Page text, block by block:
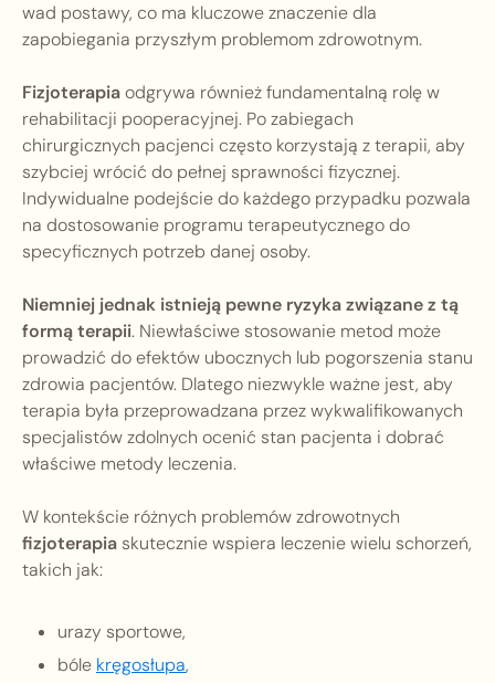
wad postawy, co ma kluczowe znaczenie dla
zapobiegania przyszłym problemom zdrowotnym.
Fizjoterapiaodgrywa również fundamentalną rolę w
rehabilitacji pooperacyjnej. Po zabiegach
chirurgicznych pacjenci często korzystają z terapii, aby
szybciej wrócić do pełnej sprawności fizycznej.
Indywidualne podejście do każdego przypadku pozwala
na dostosowanie programu terapeutycznego do
specyficznych potrzeb danej osoby.
Niemniej jednak istnieją pewne ryzyka związane z tą
formą terapii. Niewłaściwe stosowanie metod może
prowadzić do efektów ubocznych lub pogorszenia stanu
zdrowia pacjentów. Dlatego niezwykle ważne jest, aby
terapia była przeprowadzana przez wykwalifikowanych
specjalistów zdolnych ocenić stan pacjenta i dobrać
właściwe metody leczenia.
W kontekście różnych problemów zdrowotnych
fizjoterapia skutecznie wspiera leczenie wielu schorzeń,
takich jak:
urazy sportowe,
bóle kręgosłupa,